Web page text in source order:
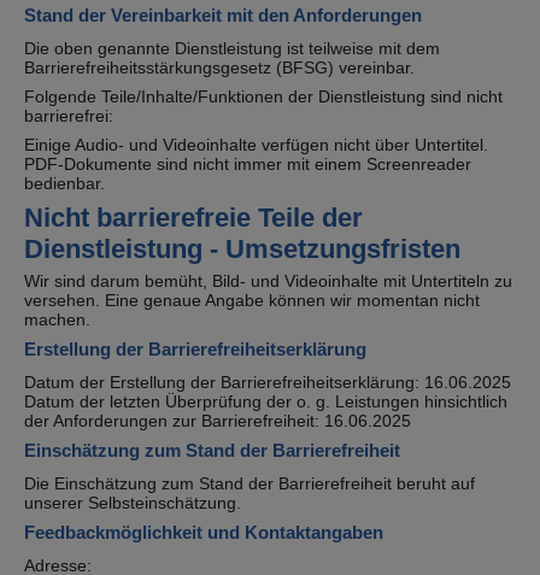
Stand der Vereinbarkeit mit den Anforderungen
Die oben genannte Dienstleistung ist teilweise mit dem
Barrierefreiheitsstärkungsgesetz (BFSG) vereinbar.
Folgende Teile/Inhalte/Funktionen der Dienstleistung sind nicht
barrierefrei:
Einige Audio- und Videoinhalte verfügen nicht über Untertitel.
PDF-Dokumente sind nicht immer mit einem Screenreader
bedienbar.
Nicht barrierefreie Teile der
Dienstleistung - Umsetzungsfristen
Wir sind darum bemüht, Bild- und Videoinhalte mit Untertiteln zu
versehen. Eine genaue Angabe können wir momentan nicht
machen.
Erstellung der Barrierefreiheitserklärung
Datum der Erstellung der Barrierefreiheitserklärung: 16.06.2025
Datum der letzten Überprüfung der o. g. Leistungen hinsichtlich
der Anforderungen zur Barrierefreiheit: 16.06.2025
Einschätzung zum Stand der Barrierefreiheit
Die Einschätzung zum Stand der Barrierefreiheit beruht auf
unserer Selbsteinschätzung.
Feedbackmöglichkeit und Kontaktangaben
Adresse: